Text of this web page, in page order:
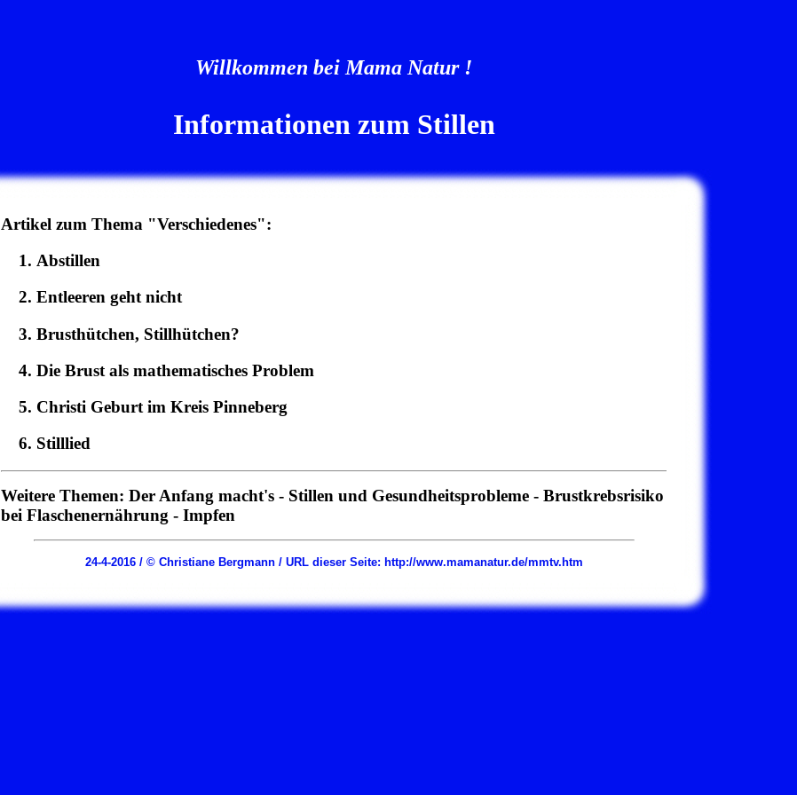
Willkommen bei Mama Natur !
Informationen zum Stillen
Artikel zum Thema "Verschiedenes":
Abstillen
Entleeren geht nicht
Brusthütchen, Stillhütchen?
Die Brust als mathematisches Problem
Christi Geburt im Kreis Pinneberg
Stilllied
Weitere Themen: Der Anfang macht's - Stillen und Gesundheitsprobleme - Brustkrebsrisiko
bei Flaschenernährung - Impfen
24-4-2016 / © Christiane Bergmann / URL dieser Seite: http://www.mamanatur.de/mmtv.htm